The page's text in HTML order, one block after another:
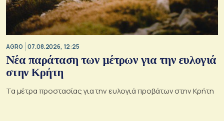
AGRO 07.08.2026, 12:25
Νέα παράταση των μέτρων για την ευλογιά
στην Κρήτη
Τα μέτρα προστασίας για την ευλογιά προβάτων στην Κρήτη